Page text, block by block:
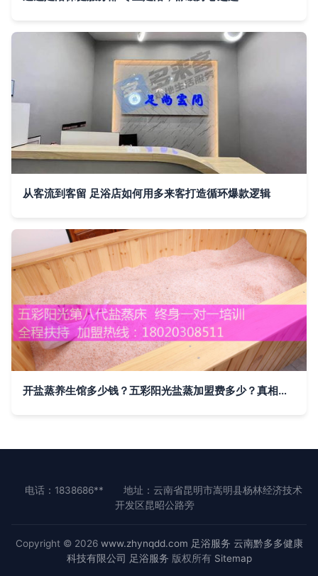
从客流到客留 足浴店如何用多来客打造循环爆款逻辑
开盐蒸养生馆多少钱？五彩阳光盐蒸加盟费多少？真相在此
电话：1838686**
地址：云南省昆明市嵩明县杨林经济技术
开发区昆昭公路旁
Copyright © 2026 www.zhynqdd.com 足浴服务 云南黔多多健康
科技有限公司 足浴服务 版权所有 Sitemap